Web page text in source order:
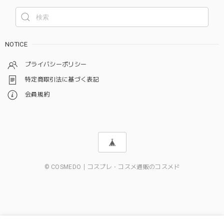
NOTICE
プライバシーポリシー
特定商取引法に基づく表記
会員規約
© COSMEDO｜コスプレ・コスメ通販のコスメド